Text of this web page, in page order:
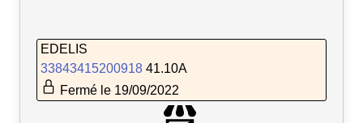
EDELIS
33843415200918 41.10A
Fermé le 19/09/2022